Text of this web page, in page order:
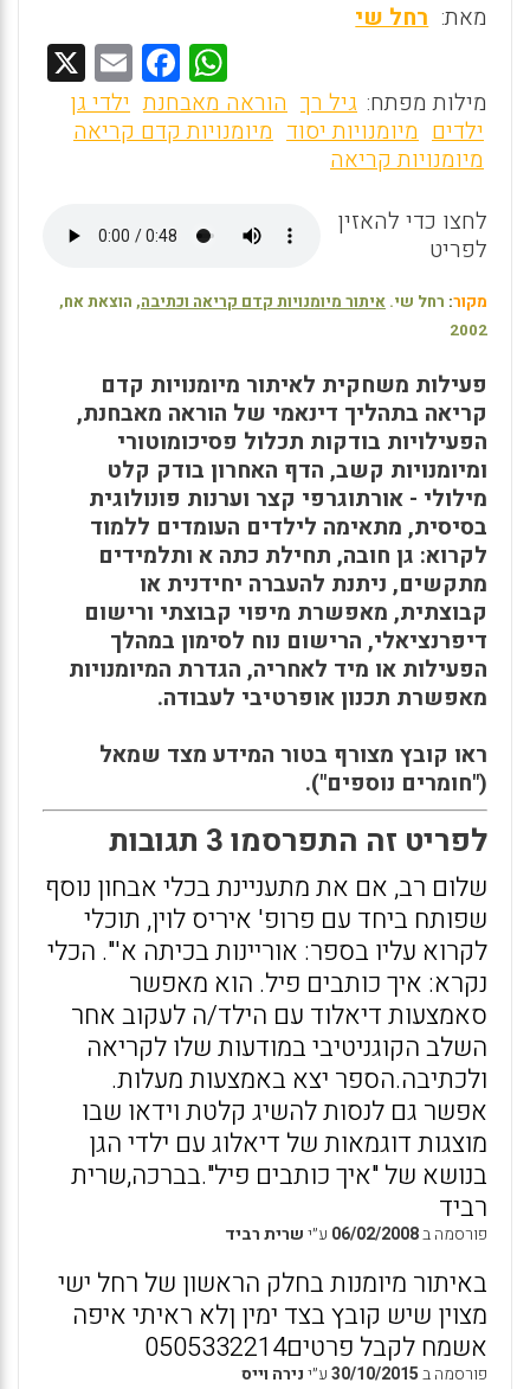
מאת: רחל שי
W
h
at
A
p
p
F
a
ce
o
o
k
E
m
ai
מילות מפתח: גיל רך הוראה מאבחנת ילדי גן
ילדים מיומנויות יסוד מיומנויות קדם קריאה
מיומנויות קריאה
לחצו כדי להאזין
לפריט
מקור: רחל שי. איתור מיומנויות קדם קריאה וכתיבה, הוצאת אח,
2002
פעילות משחקית לאיתור מיומנויות קדם
קריאה בתהליך דינאמי של הוראה מאבחנת,
הפעילויות בודקות תכלול פסיכומוטורי
ומיומנויות קשב, הדף האחרון בודק קלט
מילולי - אורתוגרפי קצר וערנות פונולוגית
בסיסית, מתאימה לילדים העומדים ללמוד
לקרוא: גן חובה, תחילת כתה א ותלמידים
מתקשים, ניתנת להעברה יחידנית או
קבוצתית, מאפשרת מיפוי קבוצתי ורישום
דיפרנציאלי, הרישום נוח לסימון במהלך
הפעילות או מיד לאחריה, הגדרת המיומנויות
מאפשרת תכנון אופרטיבי לעבודה.
ראו קובץ מצורף בטור המידע מצד שמאל
("חומרים נוספים").
לפריט זה התפרסמו 3 תגובות
שלום רב, אם את מתעניינת בכלי אבחון נוסף
שפותח ביחד עם פרופ' איריס לוין, תוכלי
לקרוא עליו בספר: אוריינות בכיתה א'". הכלי
נקרא: איך כותבים פיל. הוא מאפשר
סאמצעות דיאלוד עם הילד/ה לעקוב אחר
השלב הקוגניטיבי במודעות שלו לקריאה
ולכתיבה.הספר יצא באמצעות מעלות.
אפשר גם לנסות להשיג קלטת וידאו שבו
מוצגות דוגמאות של דיאלוג עם ילדי הגן
בנושא של "איך כותבים פיל".בברכה,שרית
רביד
פורסמה ב06/02/2008 ע״ישרית רביד
באיתור מיומנות בחלק הראשון של רחל ישי
מצוין שיש קובץ בצד ימין ןלא ראיתי איפה
אשמח לקבל פרטים0505332214
פורסמה ב30/10/2015ע״ינירה וייס